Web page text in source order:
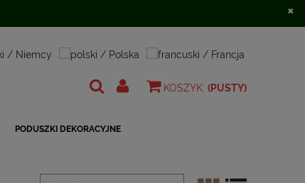
KOSZYK: (PUSTY)
PODUSZKI DEKORACYJNE
×